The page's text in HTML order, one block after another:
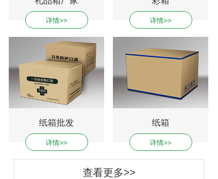
详情>> 详情>>
纸箱批发
详情>>
纸箱
详情>>
查看更多>>